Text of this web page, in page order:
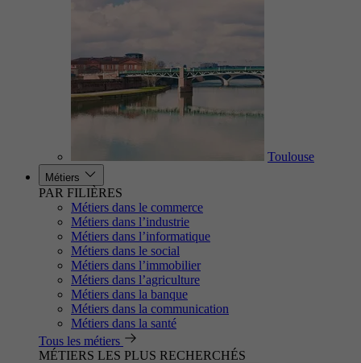
Toulouse
Métiers
PAR FILIÈRES
Métiers dans le commerce
Métiers dans l’industrie
Métiers dans l’informatique
Métiers dans le social
Métiers dans l’immobilier
Métiers dans l’agriculture
Métiers dans la banque
Métiers dans la communication
Métiers dans la santé
Tous les métiers
MÉTIERS LES PLUS RECHERCHÉS